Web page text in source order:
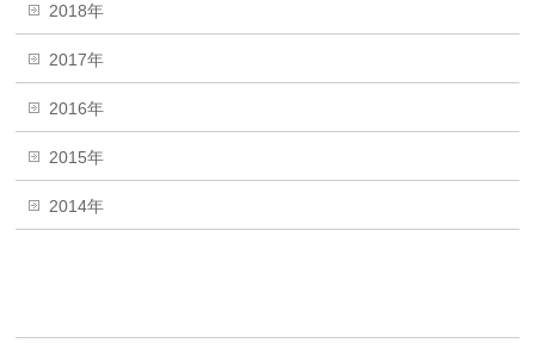
2018年
2017年
2016年
2015年
2014年